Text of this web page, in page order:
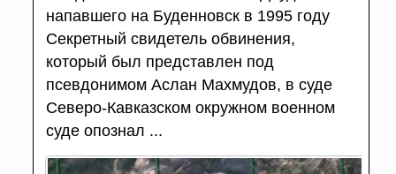
напавшего на Буденновск в 1995 году
Секретный свидетель обвинения,
который был представлен под
псевдонимом Аслан Махмудов, в суде
Северо-Кавказском окружном военном
суде опознал ...